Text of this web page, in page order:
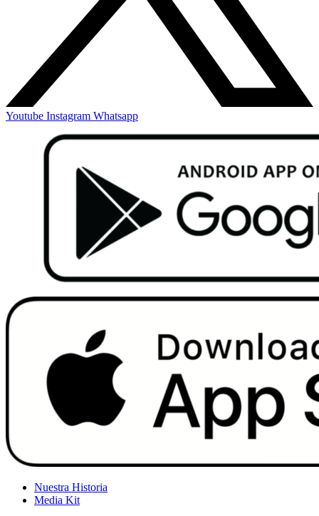
Youtube Instagram Whatsapp
Nuestra Historia
Media Kit